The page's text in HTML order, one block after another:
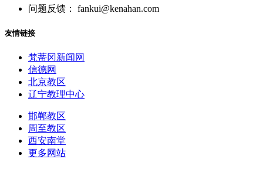
问题反馈： fankui@kenahan.com
友情链接
梵蒂冈新闻网
信德网
北京教区
辽宁教理中心
邯郸教区
周至教区
西安南堂
更多网站